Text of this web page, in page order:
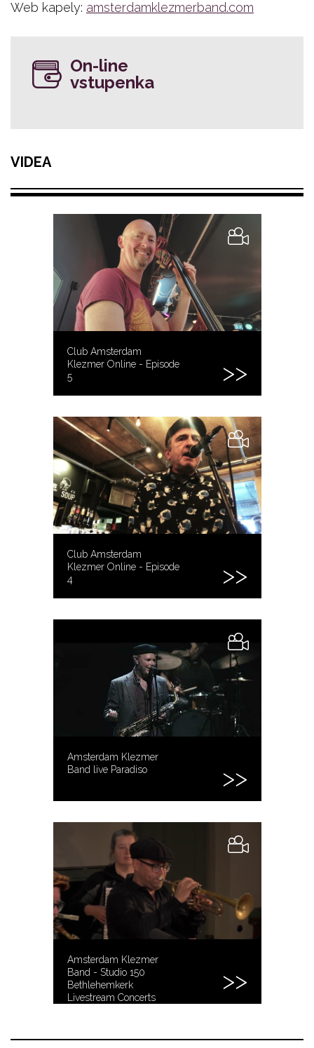
Web kapely: amsterdamklezmerband.com
On-line
vstupenka
VIDEA
Club Amsterdam
Klezmer Online - Episode
5
Club Amsterdam
Klezmer Online - Episode
4
Amsterdam Klezmer
Band live Paradiso
Amsterdam Klezmer
Band - Studio 150
Bethlehemkerk
Livestream Concerts